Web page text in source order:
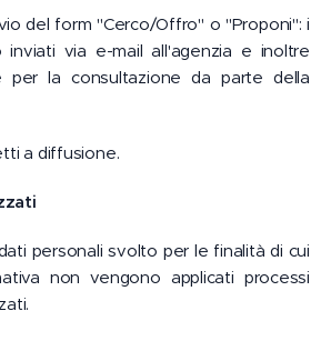
del form "Cerco/Offro" o "Proponi": i
inviati via e-mail all'agenzia e inoltre
per la consultazione da parte della
a diffusione.
personali svolto per le finalità di cui
non vengono applicati processi